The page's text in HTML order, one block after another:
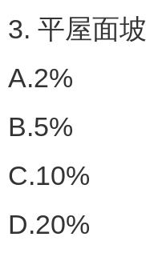
3. 平屋面
A.2%
B.5%
C.10%
D.20%